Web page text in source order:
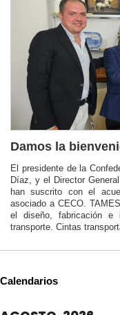
Damos la
El presidente de la
Díaz, y el Director
han suscrito con el
asociado a CECO.
el diseño, fabricación e
transporte. Cintas
Calendarios